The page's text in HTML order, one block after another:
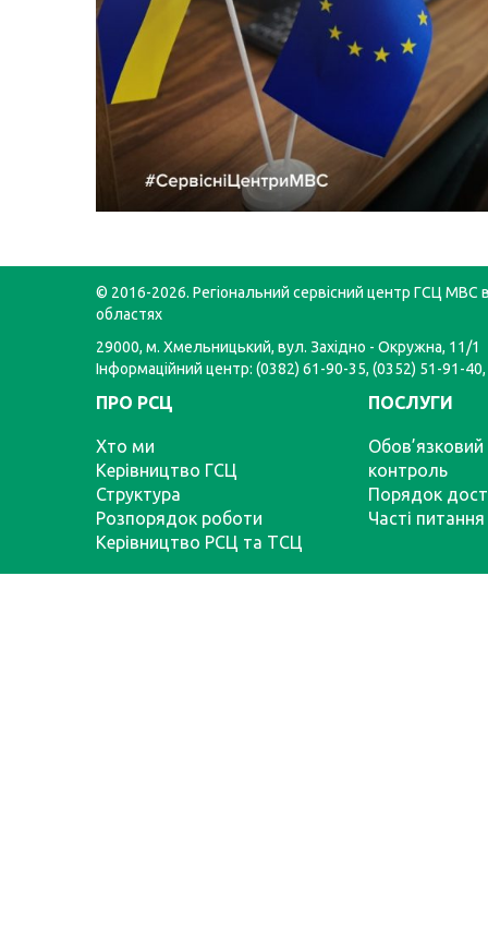
© 2016-2026. Регіональний сервісний центр ГСЦ МВС
областях
29000, м. Хмельницький, вул. Західно - Окружна, 11/1
Інформаційний центр: (0382) 61-90-35, (0352) 51-91-
ПРО РСЦ
Хто ми
Керівництво ГСЦ
Структура
Розпорядок роботи
Керівництво РСЦ та ТСЦ
ПОСЛУГИ
Обов’язковий
контроль
Порядок
Часті питання